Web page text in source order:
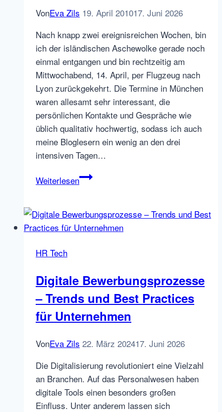
VonEva Zils 19. April 201017. Juni 2026
Nach knapp zwei ereignisreichen Wochen, bin
ich der isländischen Aschewolke gerade noch
einmal entgangen und bin rechtzeitig am
Mittwochabend, 14. April, per Flugzeug nach
Lyon zurückgekehrt. Die Termine in München
waren allesamt sehr interessant, die
persönlichen Kontakte und Gespräche wie
üblich qualitativ hochwertig, sodass ich auch
meine Bloglesern ein wenig an den drei
intensiven Tagen…
WeiterlesenSocial
Table
und
in
München
HR Tech
Digitale Bewerbungsprozesse
– Trends und Best Practices
für Unternehmen
VonEva Zils 22. März 202417. Juni 2026
Die Digitalisierung revolutioniert eine Vielzahl
an Branchen. Auf das Personalwesen haben
digitale Tools einen besonders großen
Einfluss. Unter anderem lassen sich